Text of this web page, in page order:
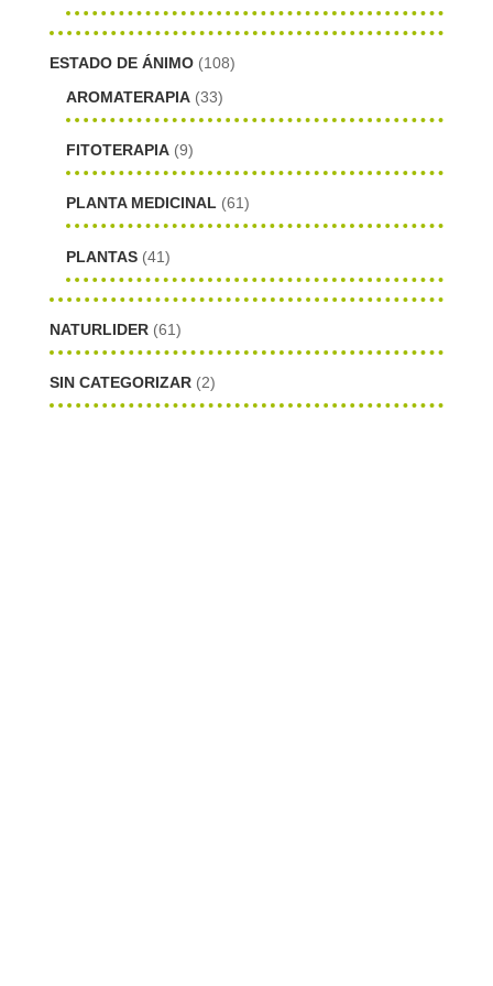
ESTADO DE ÁNIMO (108)
AROMATERAPIA (33)
FITOTERAPIA (9)
PLANTA MEDICINAL (61)
PLANTAS (41)
NATURLIDER (61)
SIN CATEGORIZAR (2)